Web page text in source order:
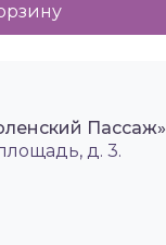
Пассаж»
д. 3.